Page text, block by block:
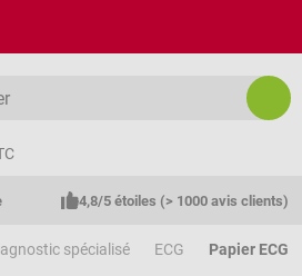
4,8/5 étoiles (> 1000 avis clients)
spécialisé ECG Papier ECG